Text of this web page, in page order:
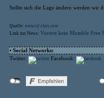
Sollte sich die Lage ändern werden wir
Quelle: www.isf-clan.com
Link zur News: Vorerst kein Mumble Free
• Social Networks:
Twitter:
Facebook: